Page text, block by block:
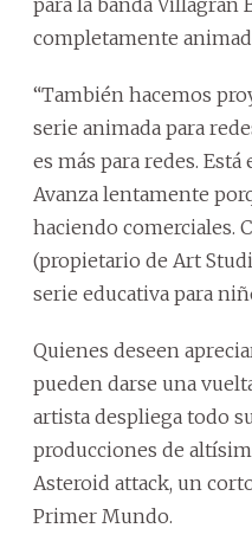
para la banda Villagrán
completamente
“También hacemos
serie animada para
es más para redes.
Avanza lentamente
haciendo comerciales.
(propietario de Art
serie educativa para
Quienes deseen
pueden darse una
artista despliega todo
producciones de
Asteroid attack, un
Primer Mundo.